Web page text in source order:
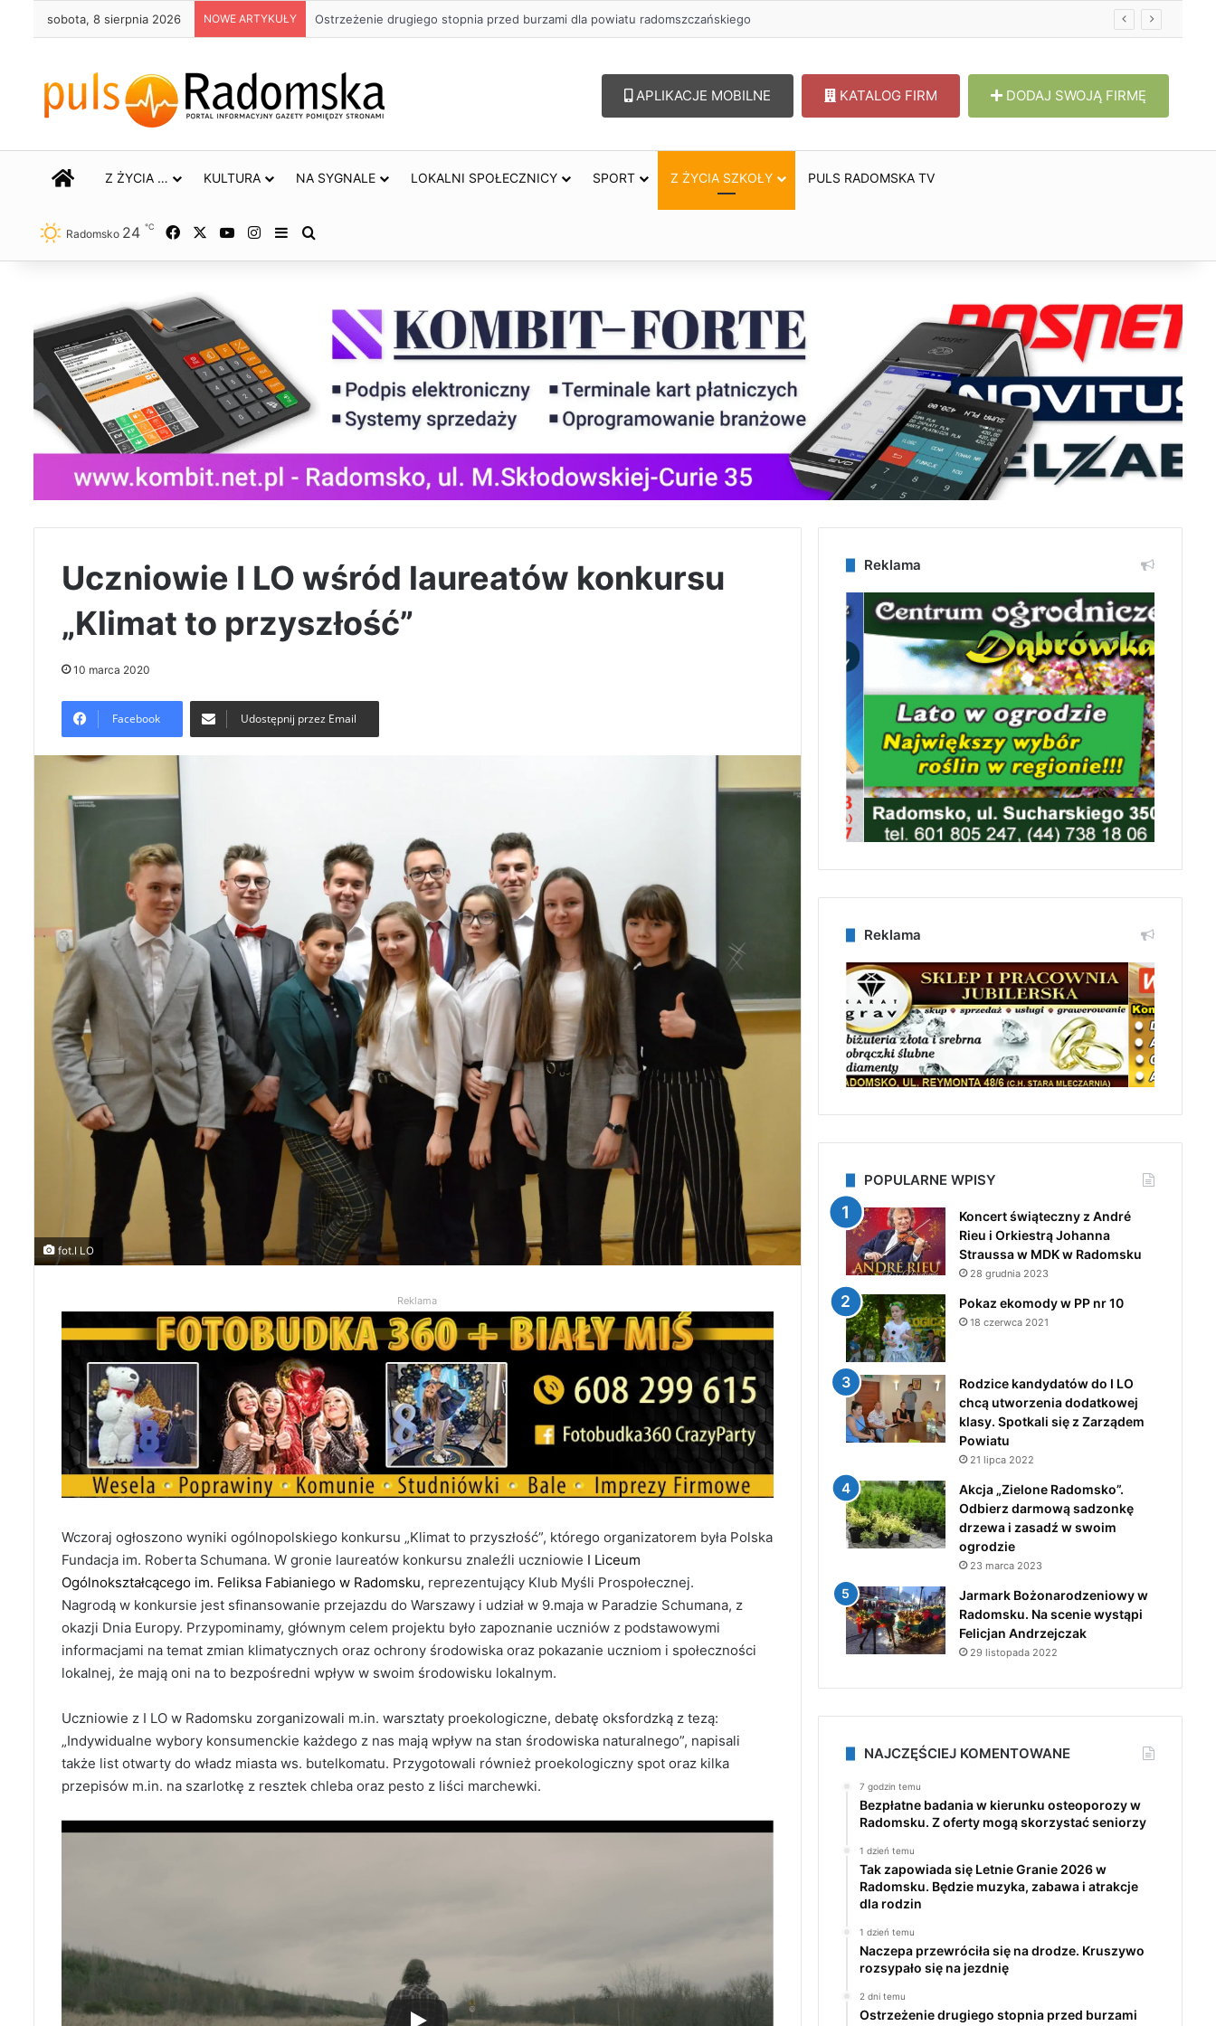
sobota, 8 sierpnia 2026 NOWE ARTYKUŁY Około 90 tys. zł na szkolenia pracowników. PUP w Radomsku ogłasza nabór wniosków
APLIKACJE MOBILNE KATALOG FIRM DODAJ SWOJĄ FIRMĘ
STRONA GŁÓWNA
Z ŻYCIA … KULTURA NA SYGNALE LOKALNI SPOŁECZNICY SPORT Z ŻYCIA SZKOŁY PULS RADOMSKA TV
Radomsko 24 ℃ Facebook YouTubeInstagram
Sidebar
Uczniowie I LO wśród laureatów konkursu
„Klimat to przyszłość”
10 marca 2020
Facebook Udostępnij przez Email
fot.I LO
Reklama
Wczoraj ogłoszono wyniki ogólnopolskiego konkursu „Klimat to przyszłość”, którego organizatorem była Polska
Fundacja im. Roberta Schumana. W gronie laureatów konkursu znaleźli uczniowie I Liceum
Ogólnokształcącego im. Feliksa Fabianiego w Radomsku, reprezentujący Klub Myśli Prospołecznej.
Nagrodą w konkursie jest sfinansowanie przejazdu do Warszawy i udział w 9.maja w Paradzie Schumana, z
okazji Dnia Europy. Przypominamy, głównym celem projektu było zapoznanie uczniów z podstawowymi
informacjami na temat zmian klimatycznych oraz ochrony środowiska oraz pokazanie uczniom i społeczności
lokalnej, że mają oni na to bezpośredni wpływ w swoim środowisku lokalnym.
Uczniowie z I LO w Radomsku zorganizowali m.in. warsztaty proekologiczne, debatę oksfordzką z tezą:
„Indywidualne wybory konsumenckie każdego z nas mają wpływ na stan środowiska naturalnego”, napisali
także list otwarty do władz miasta ws. butelkomatu. Przygotowali również proekologiczny spot oraz kilka
przepisów m.in. na szarlotkę z resztek chleba oraz pesto z liści marchewki.
Reklama
Reklama
POPULARNE WPISY
Koncert świąteczny z André
Rieu i Orkiestrą Johanna
Straussa w MDK w Radomsku
28 grudnia 2023
Pokaz ekomody w PP nr 10
18 czerwca 2021
Rodzice kandydatów do I LO
chcą utworzenia dodatkowej
klasy. Spotkali się z Zarządem
Powiatu
21 lipca 2022
Akcja „Zielone Radomsko”.
Odbierz darmową sadzonkę
drzewa i zasadź w swoim
ogrodzie
23 marca 2023
Jarmark Bożonarodzeniowy w
Radomsku. Na scenie wystąpi
Felicjan Andrzejczak
29 listopada 2022
NAJCZĘŚCIEJ KOMENTOWANE
7 godzin temu
Bezpłatne badania w kierunku osteoporozy w
Radomsku. Z oferty mogą skorzystać seniorzy
1 dzień temu
Tak zapowiada się Letnie Granie 2026 w
Radomsku. Będzie muzyka, zabawa i atrakcje
dla rodzin
1 dzień temu
Naczepa przewróciła się na drodze. Kruszywo
rozsypało się na jezdnię
2 dni temu
Ostrzeżenie drugiego stopnia przed burzami